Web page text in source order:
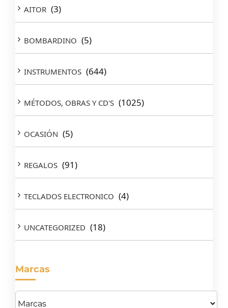
AITOR (3)
BOMBARDINO (5)
INSTRUMENTOS (644)
MÉTODOS, OBRAS Y CD'S (1025)
OCASIÓN (5)
REGALOS (91)
TECLADOS ELECTRONICO (4)
UNCATEGORIZED (18)
Marcas